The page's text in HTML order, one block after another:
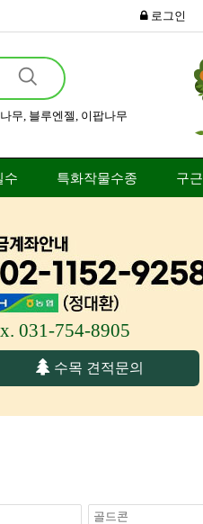
로그인
무, 블루엔젤, 이팝나무
수 특화작물수종 구근
031-754-8905
수목 견적문의
골드콘